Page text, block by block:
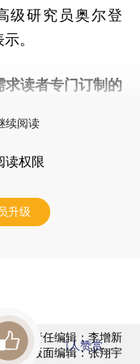
级研究员奥尔登
。
读者专门订制的
续阅读
读权限
升级
责任编辑：李增新
版面编辑：张翔宇
1人赞赏